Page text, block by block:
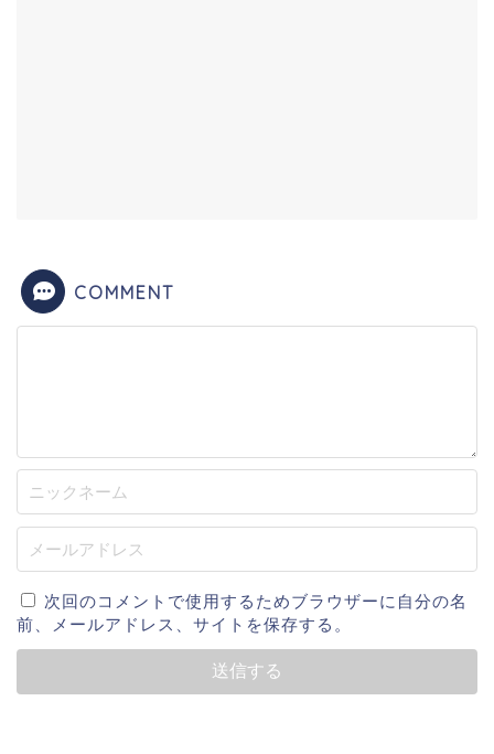
COMMENT
次回のコメントで使用するためブラウザーに自分の名
前、メールアドレス、サイトを保存する。